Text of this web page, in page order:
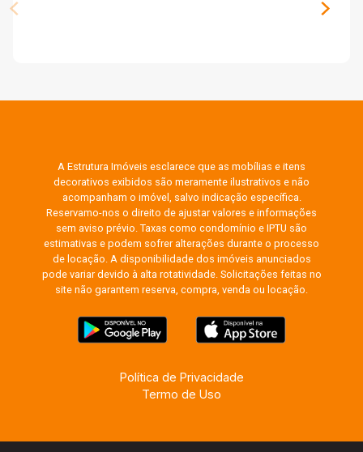
A Estrutura Imóveis esclarece que as mobílias e itens
decorativos exibidos são meramente ilustrativos e não
acompanham o imóvel, salvo indicação específica.
Reservamo-nos o direito de ajustar valores e informações
sem aviso prévio. Taxas como condomínio e IPTU são
estimativas e podem sofrer alterações durante o processo
de locação. A disponibilidade dos imóveis anunciados
pode variar devido à alta rotatividade. Solicitações feitas no
site não garantem reserva, compra, venda ou locação.
Política de Privacidade
Termo de Uso